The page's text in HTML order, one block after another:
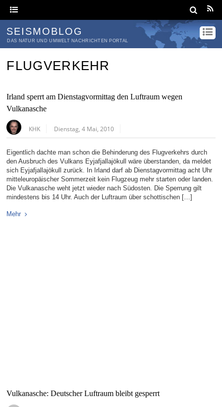
SEISMOBLOG
DAS NATUR UND UMWELT NACHRICHTEN PORTAL
FLUGVERKEHR
Irland sperrt am Dienstagvormittag den Luftraum wegen
Vulkanasche
KHK Dienstag, 4 Mai, 2010
Eigentlich dachte man schon die Behinderung des Flugverkehrs durch
den Ausbruch des Vulkans Eyjafjallajökull wäre überstanden, da meldet
sich Eyjafjallajökull zurück. In Irland darf ab Dienstagvormittag acht Uhr
mitteleuropäischer Sommerzeit kein Flugzeug mehr starten oder landen.
Die Vulkanasche weht jetzt wieder nach Südosten. Die Sperrung gilt
mindestens bis 14 Uhr. Auch der Luftraum über schottischen […]
Mehr
Vulkanasche: Deutscher Luftraum bleibt gesperrt